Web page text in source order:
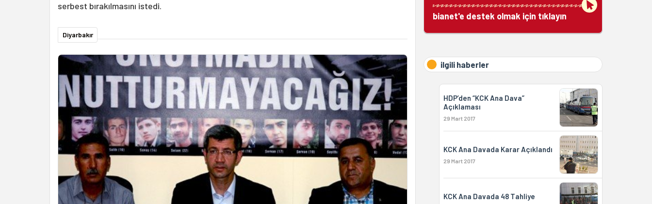
serbest bırakılmasını istedi.
Diyarbakır
bianet'e destek olmak için tıklayın
ilgili haberler
HDP’den “KCK Ana Dava”
Açıklaması
29 Mart 2017
KCK Ana Davada Karar Açıklandı
29 Mart 2017
KCK Ana Davada 48 Tahliye